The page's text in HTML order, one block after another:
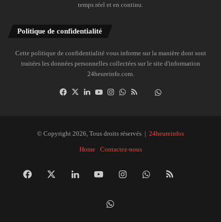
temps réel et en continu.
Politique de confidentialité
Cette politique de confidentialité vous informe sur la manière dont sont
traitées les données personnelles collectées sur le site d'information
24heureinfo.com.
Facebook
X LinkedinYouTubeInstagramWhatsAppDailymotion
© Copyright 2026, Tous droits réservés | 24heureinfos
Home Contactez-nous
Facebook LinkedinYouTubeInstagramWhatsApp
RSS